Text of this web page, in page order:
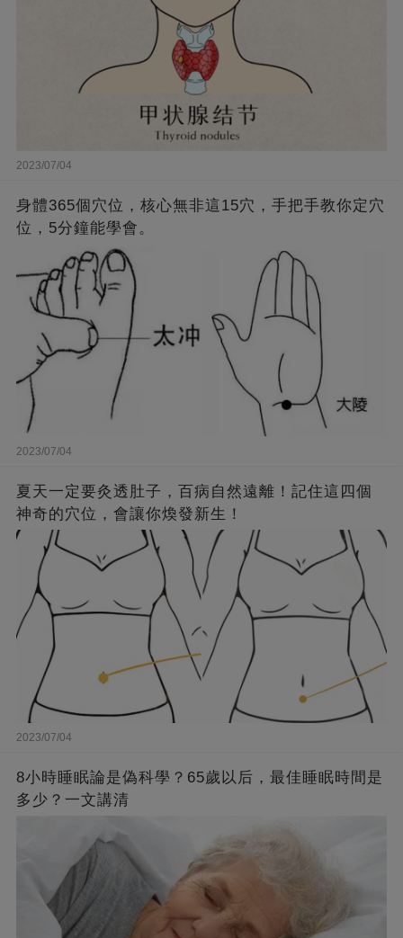
2023/07/04
身體365個穴位，核心無非這15穴，手把手教你定穴
位，5分鐘能學會。
2023/07/04
夏天一定要灸透肚子，百病自然遠離！記住這四個
神奇的穴位，會讓你煥發新生！
2023/07/04
8小時睡眠論是偽科學？65歲以后，最佳睡眠時間是
多少？一文講清